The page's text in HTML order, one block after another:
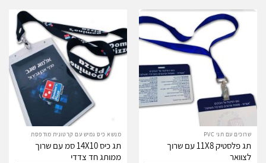
שרוכים עם תגי PVC
תג פלסטיק 11X8 עם שרוך
לצוואר
מנשא כיס גמיש עם קרטונית מודפסת
תג כיס 14X10 סמ עם שרוך
ממותג חד צדדי